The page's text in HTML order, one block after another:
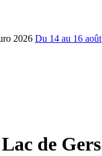
2026 Du 14 au 16 août
de Gers